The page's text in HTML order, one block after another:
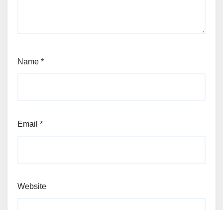
Name *
Email *
Website